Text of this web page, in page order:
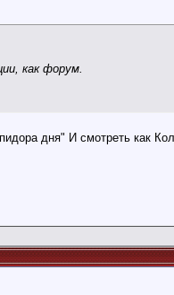
как форум.
дня" И смотреть как